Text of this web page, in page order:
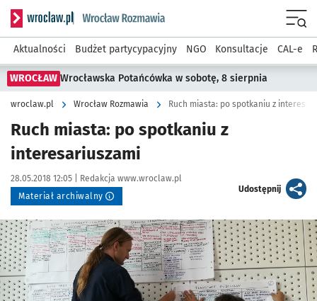
Serwis informacyjny wroclaw.pl podserwis: Rozmawia
Aktualności Budżet partycypacyjny NGO Konsultacje CAL-e
WROCŁAW Wrocławska Potańcówka w sobotę, 8 sierpnia
wroclaw.pl Wrocław Rozmawia Ruch miasta: po spotkaniu z
Ruch miasta: po spotkaniu z
interesariuszami
Data publikacji:
28.05.2018 12:05 | Autor:
Redakcja www.wroclaw.pl
Materiał archiwalny
Udostępnijartykuł
Kliknij, aby powiększyć